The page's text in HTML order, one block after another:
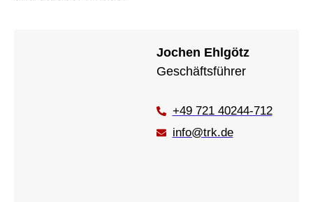
Jochen Ehlgötz
Geschäftsführer
+49 721 40244-712
info@trk.de